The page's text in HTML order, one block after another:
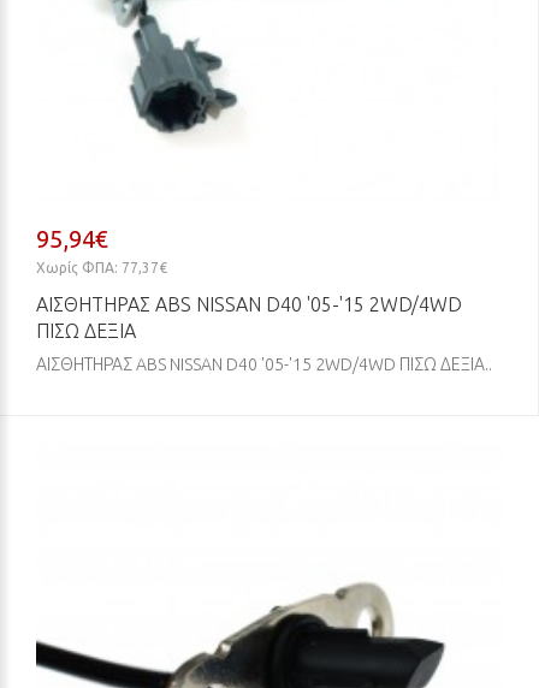
95,94€
Χωρίς ΦΠΑ: 77,37€
ΑΙΣΘΗΤΗΡΑΣ ABS NISSAN D40 '05-'15 2WD/4WD
ΠΙΣΩ ΔΕΞΙΑ
ΑΙΣΘΗΤΗΡΑΣ ABS NISSAN D40 '05-'15 2WD/4WD ΠΙΣΩ ΔΕΞΙΑ..